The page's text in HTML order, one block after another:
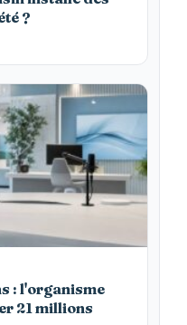
?
: l'organisme
21 millions